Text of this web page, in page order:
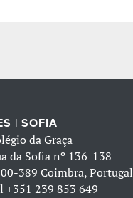
| SOFIA
da Graça
da Sofia nº 136-138
389 Coimbra, Portugal
+351 239 853 649